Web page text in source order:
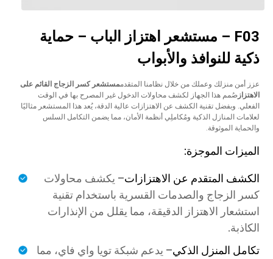
F03 – مستشعر اهتزاز الباب – حماية
ذكية للنوافذ والأبواب
عزز أمن منزلك وعملك من خلال نظامنا المتقدممستشعر كسر الزجاج القائم على
الاهتزازصُمم هذا الجهاز لكشف محاولات الدخول غير المصرح بها في الوقت
الفعلي. وبفضل تقنية الكشف عن الاهتزازات عالية الدقة، يُعد هذا المستشعر مثاليًا
لعلامات المنازل الذكية ومُكاملِي أنظمة الأمان، مما يضمن التكامل السلس
والحماية الموثوقة.
الميزات الموجزة:
الكشف المتقدم عن الاهتزازات– يكشف محاولات
كسر الزجاج والصدمات القسرية باستخدام تقنية
استشعار الاهتزاز الدقيقة، مما يقلل من الإنذارات
الكاذبة.
تكامل المنزل الذكي– يدعم شبكة تويا واي فاي، مما